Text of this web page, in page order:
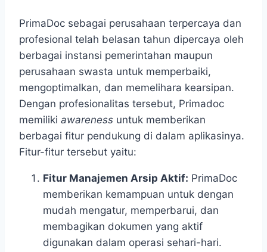
PrimaDoc sebagai perusahaan terpercaya dan
profesional telah belasan tahun dipercaya oleh
berbagai instansi pemerintahan maupun
perusahaan swasta untuk memperbaiki,
mengoptimalkan, dan memelihara kearsipan.
Dengan profesionalitas tersebut, Primadoc
memiliki awareness untuk memberikan
berbagai fitur pendukung di dalam aplikasinya.
Fitur-fitur tersebut yaitu:
Fitur Manajemen Arsip Aktif: PrimaDoc
memberikan kemampuan untuk dengan
mudah mengatur, memperbarui, dan
membagikan dokumen yang aktif
digunakan dalam operasi sehari-hari.